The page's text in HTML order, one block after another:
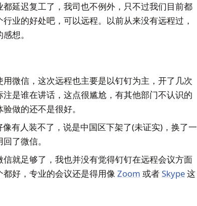
延迟复工了，我司也不例外，只不过我们目前都
业的好处吧，可以远程。以前从来没有远程过，
想。
微信，这次远程也主要是以钉钉为主，开了几次
是谁在讲话，这点很尴尬，有其他部门不认识的
做的还不是很好。
像有人装不了，说是中国区下架了(未证实)，换了一
了微信。
就足够了，我也并没有觉得钉钉在远程会议方面
好，专业的会议还是得用像 Zoom 或者Skype这